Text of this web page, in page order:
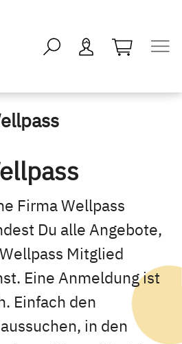
öffnen -
Firma Wellpass
Du alle Angebote,
Mitglied
Eine Anmeldung ist
Einfach den
in den